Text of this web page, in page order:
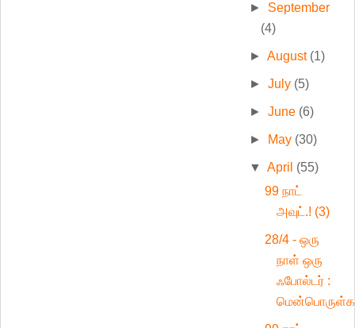
►
September
(4)
► August (1)
► July (5)
► June (6)
► May (30)
▼ April (55)
99 நாட்
அவுட்.! (3)
28/4 - ஒரு
நாள் ஒரு
ஃபோல்டர் :